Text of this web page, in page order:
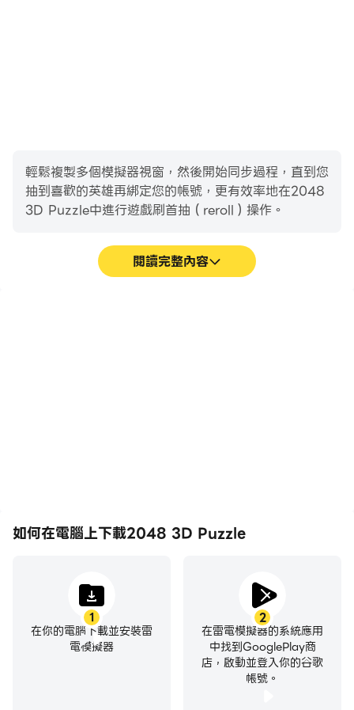
輕鬆複製多個模擬器視窗，然後開始同步過程，直到您
抽到喜歡的英雄再綁定您的帳號，更有效率地在2048
3D Puzzle中進行遊戲刷首抽（reroll）操作。
閱讀完整內容
如何在電腦上下載2048 3D Puzzle
1
在你的電腦下載並安裝雷
電模擬器
2
在雷電模擬器的系統應用
中找到GooglePlay商
店，啟動並登入你的谷歌
帳號。